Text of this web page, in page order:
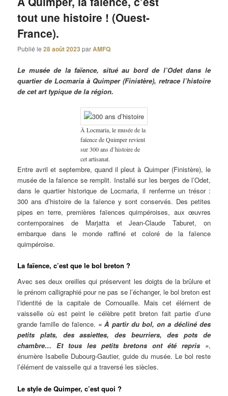
tout une histoire ! (Ouest-
France).
Publié le28 août 2023 parAMFQ
Le musée de la faïence, situé au bord de l’Odet dans le
quartier de Locmaria à Quimper (Finistère), retrace l’histoire
de cet art typique de la région.
À Locmaria, le musée de la
faïence de Quimper revient
sur 300 ans d’histoire de
cet artisanat.
Entre avril et septembre, quand il pleut à Quimper (Finistère), le
musée de la faïence se remplit. Installé sur les berges de l’Odet,
dans le quartier historique de Locmaria, il renferme un trésor :
300 ans d’histoire de la faïence y sont conservés. Des petites
pipes en terre, premières faïences quimpéroises, aux œuvres
contemporaines de Marjatta et Jean-Claude Taburet, on
embarque dans le monde raffiné et coloré de la faïence
quimpéroise.
La faïence, c’est que le bol breton ?
Avec ses deux oreilles qui préservent les doigts de la brûlure et
le prénom calligraphié pour ne pas se l’échanger, le bol breton est
l’identité de la capitale de Cornouaille. Mais cet élément de
vaisselle où est peint le célèbre petit breton fait partie d’une
grande famille de faïence. « À partir du bol, on a décliné des
petits plats, des assiettes, des beurriers, des pots de
chambre… Et tous les petits bretons ont été repris »,
énumère Isabelle Dubourg-Gautier, guide du musée. Le bol reste
l’élément de vaisselle qui a traversé les siècles.
Le style de Quimper, c’est quoi ?